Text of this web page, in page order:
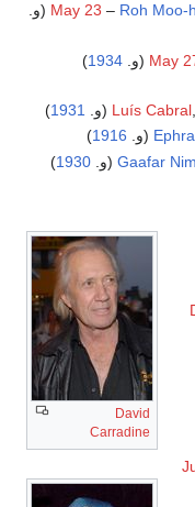
May 23 – Roh Moo-
May
1934
)
Luís Cabral
1931
)
1916
)
Gaafar
1930
)
David
Carradine